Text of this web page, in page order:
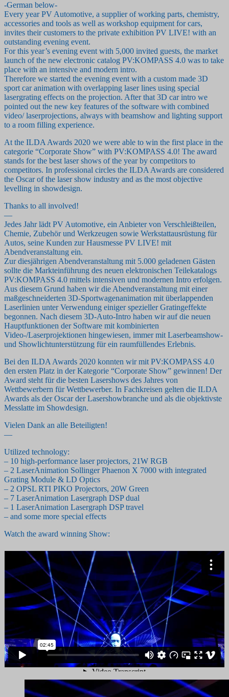
-German below-
Every year PV Automotive, a supplier of working parts, chemistry,
accessories and tools as well as workshop equipment for cars,
invites their customers to the private exhibition PV LIVE! with an
outstanding evening event.
For this year’s evening event with 5,000 invited guests, the market
launch of the new electronic catalog PV:KOMPASS 4.0 was to take
place with an intensive and modern intro.
Therefore we started the evening event with a custom made 3D
sport car animation with overlapping laser lines using special
lasergrating effects on the projection. After that 3D car intro we
pointed out the new key features of the software with combined
video/ laserprojections, always with beamshow and lighting support
to a room filling experience.
At the ILDA Awards 2020 we were able to win the first place in the
categorie “Corporate Show” with PV:KOMPASS 4.0! The award
stands for the best laser shows of the year by competitors to
competitors. In professional circles the ILDA Awards are considered
the Oscar of the laser show industry and as the most objective
levelling in showdesign.
Thanks to all involved!
—
Jedes Jahr lädt PV Automotive, ein Anbieter von Verschleißteilen,
Chemie, Zubehör und Werkzeugen sowie Werkstattausrüstung für
Autos, seine Kunden zur Hausmesse PV LIVE! mit
Abendveranstaltung ein.
Zur diesjährigen Abendveranstaltung mit 5.000 geladenen Gästen
sollte die Markteinführung des neuen elektronischen Teilekatalogs
PV:KOMPASS 4.0 mittels intensiven und modernen Intro erfolgen.
Aus diesem Grund haben wir die Abendveranstaltung mit einer
maßgeschneiderten 3D-Sportwagenanimation mit überlappenden
Laserlinien unter Verwendung einiger spezieller Gratingeffekte
begonnen. Nach diesem 3D-Auto-Intro haben wir auf die neuen
Hauptfunktionen der Software mit kombinierten
Video-/Laserprojektionen hingewiesen, immer mit Laserbeamshow-
und Showlichtunterstützung für ein raumfüllendes Erlebnis.
Bei den ILDA Awards 2020 konnten wir mit PV:KOMPASS 4.0
den ersten Platz in der Kategorie “Corporate Show” gewinnen! Der
Award steht für die besten Lasershows des Jahres von
Wettbewerbern für Wettbewerber. In Fachkreisen gelten die ILDA
Awards als der Oscar der Lasershowbranche und als die objektivste
Messlatte im Showdesign.
Vielen Dank an alle Beteiligten!
—
Utilized technology:
– 10 high-performance laser projectors, 21W RGB
– 2 LaserAnimation Sollinger Phaenon X 7000 with integrated
Grating Module & LD Optics
– 2 OPSL RTI PIKO Projectors, 20W Green
– 7 LaserAnimation Lasergraph DSP dual
– 1 LaserAnimation Lasergraph DSP travel
– and some more special effects
Watch the award winning Show: